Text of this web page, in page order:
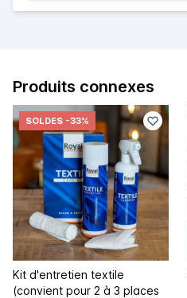
Produits connexes
SOLDES -33%
Kit d'entretien textile
(convient pour 2 à 3 places